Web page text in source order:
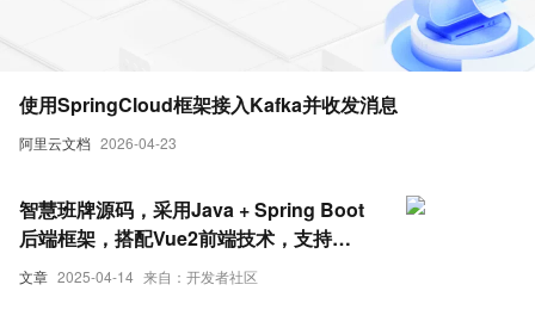
阿里云文档 2026-04-23
使用SpringCloud框架接入Kafka并收发消息
文章 2025-04-14 来自：开发者社区
智慧班牌源码，采用Java + Spring Boot
后端框架，搭配Vue2前端技术，支持
SaaS云部署